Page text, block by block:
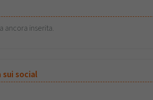
ancora inserita.
social